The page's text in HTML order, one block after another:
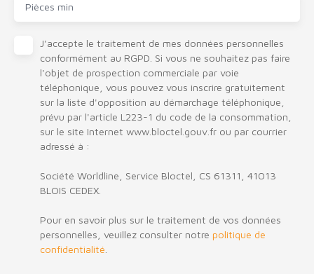
Pièces min
J'accepte le traitement de mes données personnelles
conformément au RGPD. Si vous ne souhaitez pas faire
l'objet de prospection commerciale par voie
téléphonique, vous pouvez vous inscrire gratuitement
sur la liste d'opposition au démarchage téléphonique,
prévu par l'article L223-1 du code de la consommation,
sur le site Internet www.bloctel.gouv.fr ou par courrier
adressé à :
Société Worldline, Service Bloctel, CS 61311, 41013
BLOIS CEDEX.
Pour en savoir plus sur le traitement de vos données
personnelles, veuillez consulter notre politique de
confidentialité